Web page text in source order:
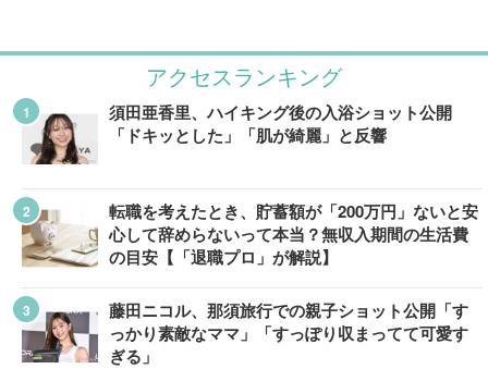
アクセスランキング
須田亜香里、ハイキング後の入浴ショット公開
「ドキッとした」「肌が綺麗」と反響
転職を考えたとき、貯蓄額が「200万円」ないと安
心して辞めらないって本当？無収入期間の生活費
の目安【「退職プロ」が解説】
藤田ニコル、那須旅行での親子ショット公開「す
っかり素敵なママ」「すっぽり収まってて可愛す
ぎる」